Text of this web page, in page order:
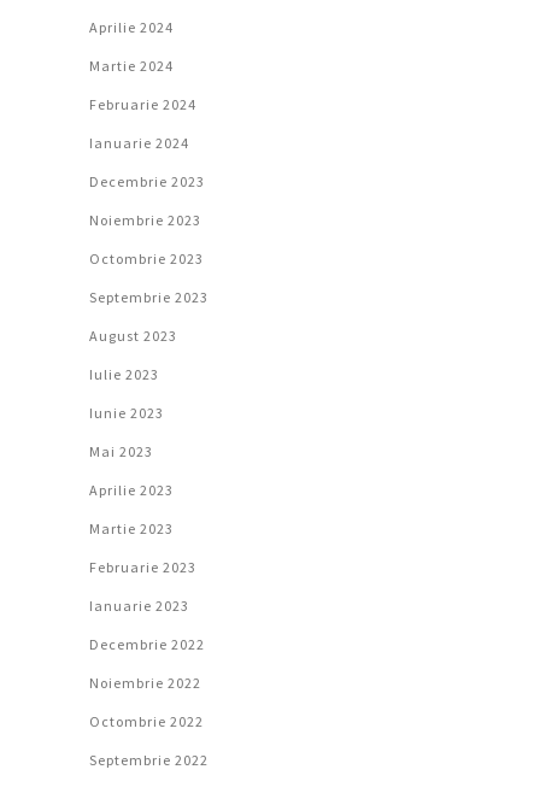
Aprilie 2024
Martie 2024
Februarie 2024
Ianuarie 2024
Decembrie 2023
Noiembrie 2023
Octombrie 2023
Septembrie 2023
August 2023
Iulie 2023
Iunie 2023
Mai 2023
Aprilie 2023
Martie 2023
Februarie 2023
Ianuarie 2023
Decembrie 2022
Noiembrie 2022
Octombrie 2022
Septembrie 2022